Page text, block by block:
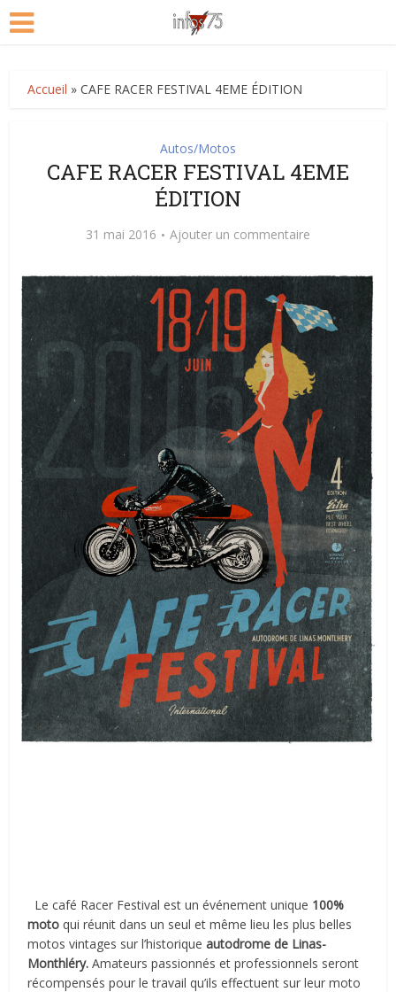
Accueil »CAFE RACER FESTIVAL 4EME ÉDITION
Autos/Motos
CAFE RACER FESTIVAL 4EME
ÉDITION
31 mai 2016 Ajouter un commentaire
Le café Racer Festival est un événement unique 100%
moto qui réunit dans un seul et même lieu les plus belles
motos vintages sur l’historique autodrome de Linas-
Monthléry. Amateurs passionnés et professionnels seront
récompensés pour le travail qu’ils effectuent sur leur moto